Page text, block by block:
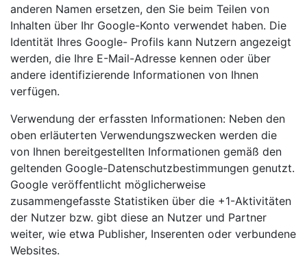
anderen Namen ersetzen, den Sie beim Teilen von
Inhalten über Ihr Google-Konto verwendet haben. Die
Identität Ihres Google- Profils kann Nutzern angezeigt
werden, die Ihre E-Mail-Adresse kennen oder über
andere identifizierende Informationen von Ihnen
verfügen.
Verwendung der erfassten Informationen: Neben den
oben erläuterten Verwendungszwecken werden die
von Ihnen bereitgestellten Informationen gemäß den
geltenden Google-Datenschutzbestimmungen genutzt.
Google veröffentlicht möglicherweise
zusammengefasste Statistiken über die +1-Aktivitäten
der Nutzer bzw. gibt diese an Nutzer und Partner
weiter, wie etwa Publisher, Inserenten oder verbundene
Websites.